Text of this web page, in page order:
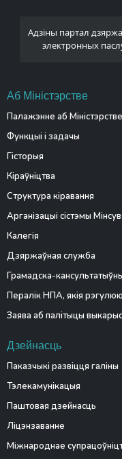
Адзіны партал
электронных
Аб Міністэрстве
Палажэнне аб Міністэрстве
Функцыі і задачы
Гісторыя
Кіраўніцтва
Структура кіравання
Арганізацыі сістэмы
Калегія
Дзяржаўная служба
Грамадска-
Пералік НПА, якія
Заява аб палітыцы
Дзейнасць
Паказчыкі развіцця галіны
Тэлекамунікацыя
Паштовая дзейнасць
Ліцэнзаванне
Міжнароднае